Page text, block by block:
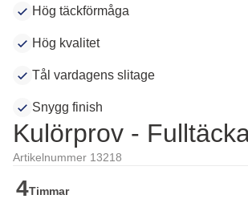
Hög täckförmåga
Hög kvalitet
Tål vardagens slitage
Snygg finish
Kulörprov -
Artikelnummer 13218
4Timmar